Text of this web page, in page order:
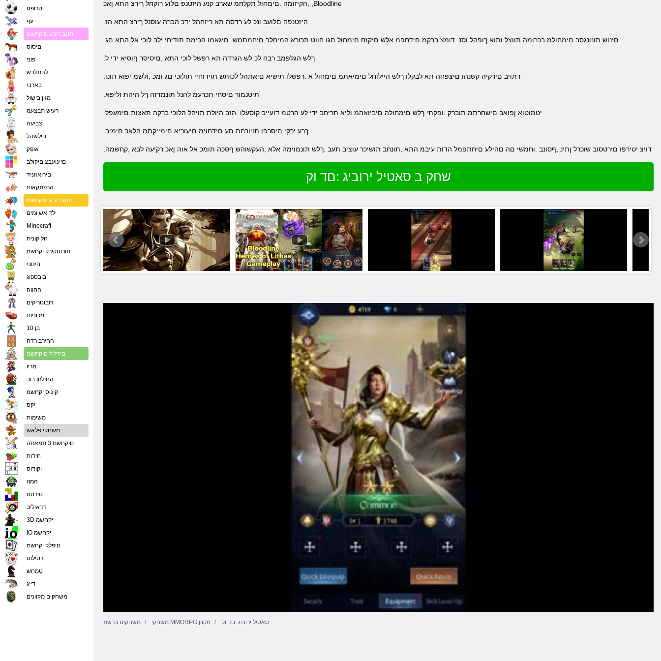
,הקיזומה .םימחול תקלחמ שארב קנע היזטנפ םלוע רוקחל ךירצ התא ןאכ ,Bloodline
.היזטנפה םלועב ונכ לע רדסה תא ריזחהל ידכ הברה עוסנל ךירצ התא הז
.םינוש תונונגסב םימחולמ בכרומה תווצל ותוא ךופהל וסנ .דומצ ברקמ םידחפמ אלש םיקזח םימחול םגו חווט תכורא המיחלב םיחמתמש .םיגאמו הכימת תודיחי ילב לוכי אל התא םג
.ךלש הגלפמב רבח לכ לש הגרדה תא רפשל לוכי התא ,םיסיסר ףוסיא ידי ל
.רתויב םירקיה קשנהו םיצפחה תא לבקלו ךלש היילוחל םימיאתמ םימחול א .רפשלו תישיא םיאתהל לכותש תוידוחיי תולוכי םג ומכ ,ולשמ יפוא תונו
.תיטנמור םיסחי תכרעמ להנל תונמדזה ךל היהת וליפא
.יטמוטוא ןפואב םישחרתמ תוברק .ופקתי ךלש םימחולה םיביואהמ וליא תריחב ידי לע הרטמ דועייב קוסעלו .הזב היולת תויהל הלוכי ברקה תאצות םימעפל
.ךרע ירקי םיסרפו תויורחת םע םידחוימ םיעוריא םימייקתמ הלאכ םימיב
.דויצ יטירפו םירטסוב שוכרל ןתינ ,ףסונב .וחמשי םה םהילע םיחתפמל הדות עיבמ התא ,תונחב תושיכר עוציב תעב .ךלש תונמוימה אלא ,העקשוהש ףסכה תומכ אל אוה ןאכ רקיעה לבא ,קחשמה
שחק ב סאטיל ירוביג :םד וק
משחקים ברשת משחקי MMORPG מקוון סאטיל ירוביג :םד וק
טרופס
עף
תונב רובע םיקחשמ
םיסוס
פוני
להתלבש
בארבי
מזון בישול
רעיש תבצעמ
צביעה
םילשהל
אּופָק
םיינועבצ םיקולב
םירואזוניד
הרפתקאות
יתש רובע םיקחשמ
ילד אש ומים
Minecraft
זול קונית
תורוטקירק יקחשמ
חינוכי
בובספוג
החווה
רובוטריקים
מכוניות
בן 10
החירב רדח
םידליל םיקחשמ
מריו
החילזון בוב
קינוס יקחשמ
יִקס
משימות
משחקי פלאש
םיקחשמ 3 תמאתה
חידות
וקודוס
המוז
סירטט
דראיליב
3D יקחשמ
IO יקחשמ
םיפלק יקחשמ
רטילוס
טָמְחַׁש
דייג
משחקים מקוונים